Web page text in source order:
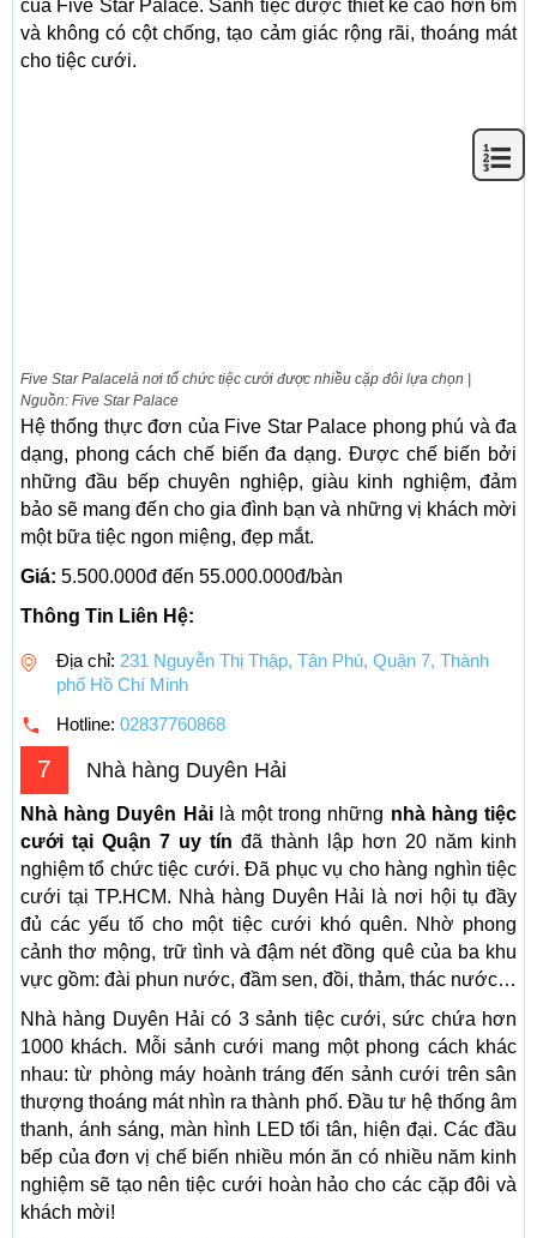
của Five Star Palace. Sảnh tiệc được thiết kế cao hơn 6m
và không có cột chống, tạo cảm giác rộng rãi, thoáng mát
cho tiệc cưới.
Five Star Palacelà nơi tổ chức tiệc cưới được nhiều cặp đôi lựa chọn |
Nguồn: Five Star Palace
Hệ thống thực đơn của Five Star Palace phong phú và đa
dạng, phong cách chế biến đa dạng. Được chế biến bởi
những đầu bếp chuyên nghiệp, giàu kinh nghiệm, đảm
bảo sẽ mang đến cho gia đình bạn và những vị khách mời
một bữa tiệc ngon miệng, đẹp mắt.
Giá: 5.500.000đ đến 55.000.000đ/bàn
Thông Tin Liên Hệ:
Địa chỉ: 231 Nguyễn Thị Thập, Tân Phú, Quận 7, Thành
phố Hồ Chí Minh
Hotline: 02837760868
7 Nhà hàng Duyên Hải
Nhà hàng Duyên Hảilà một trong những nhà hàng tiệc
cưới tại Quận 7 uy tín đã thành lập hơn 20 năm kinh
nghiệm tổ chức tiệc cưới. Đã phục vụ cho hàng nghìn tiệc
cưới tại TP.HCM. Nhà hàng Duyên Hải là nơi hội tụ đầy
đủ các yếu tố cho một tiệc cưới khó quên. Nhờ phong
cảnh thơ mộng, trữ tình và đậm nét đồng quê của ba khu
vực gồm: đài phun nước, đầm sen, đồi, thảm, thác nước…
Nhà hàng Duyên Hải có 3 sảnh tiệc cưới, sức chứa hơn
1000 khách. Mỗi sảnh cưới mang một phong cách khác
nhau: từ phòng máy hoành tráng đến sảnh cưới trên sân
thượng thoáng mát nhìn ra thành phố. Đầu tư hệ thống âm
thanh, ánh sáng, màn hình LED tối tân, hiện đại. Các đầu
bếp của đơn vị chế biến nhiều món ăn có nhiều năm kinh
nghiệm sẽ tạo nên tiệc cưới hoàn hảo cho các cặp đôi và
khách mời!